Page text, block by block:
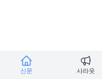
신문 샤라웃